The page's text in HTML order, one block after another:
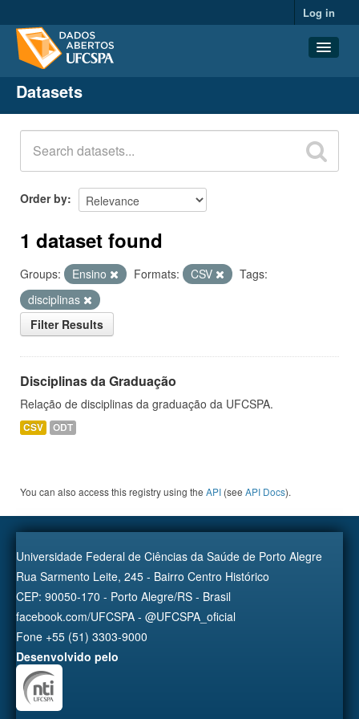
Log in
Datasets
Organizations
Groups
About
Datasets
Order by
1 dataset found
Groups: Ensino Formats: CSV
Tags:
disciplinas
Filter Results
Disciplinas da Graduação
Relação de disciplinas da graduação da UFCSPA.
CSV ODT
You can also access this registry using the API (see API Docs).
Universidade Federal de Ciências da Saúde de Porto Alegre
Rua Sarmento Leite, 245 - Bairro Centro Histórico
CEP: 90050-170 - Porto Alegre/RS - Brasil
facebook.com/UFCSPA - @UFCSPA_oficial
Fone +55 (51) 3303-9000
Desenvolvido pelo